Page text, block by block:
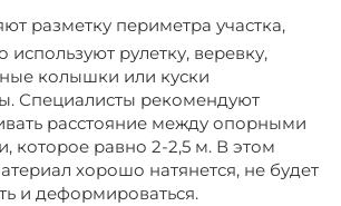
разметку периметра участка,
используют рулетку, веревку,
колышки или куски
Специалисты рекомендуют
расстояние между опорными
которое равно 2-2,5 м. В этом
хорошо натянется, не будет
и деформироваться.